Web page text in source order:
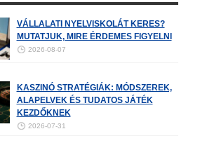
VÁLLALATI NYELVISKOLÁT KERES?
MUTATJUK, MIRE ÉRDEMES FIGYELNI
2026-08-07
KASZINÓ STRATÉGIÁK: MÓDSZEREK,
ALAPELVEK ÉS TUDATOS JÁTÉK
KEZDŐKNEK
2026-07-31